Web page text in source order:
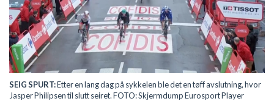
SEIG SPURT:Etter en lang dag på sykkelen ble det en tøff avslutning, hvor
Jasper Philipsen til slutt seiret. FOTO: Skjermdump Eurosport Player